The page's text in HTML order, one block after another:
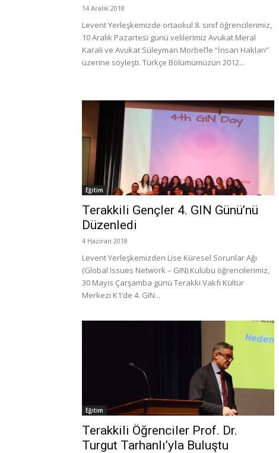
14 Aralık 2018
Levent Yerleşkemizde ortaokul 8. sınıf öğrencilerimiz,
10 Aralık Pazartesi günü velilerimiz Avukat Meral
Karali ve Avukat Süleyman Morbel’le “İnsan Hakları”
üzerine söyleşti. Türkçe Bölümümüzün 2012...
Eğitim
Terakkili Gençler 4. GIN Günü’nü
Düzenledi
4 Haziran 2018
Levent Yerleşkemizden Lise Küresel Sorunlar Ağı
(Global Issues Network – GIN) Kulübü öğrencilerimiz,
30 Mayıs Çarşamba günü Terakki Vakfı Kültür
Merkezi K1’de 4. GIN...
Eğitim
Terakkili Öğrenciler Prof. Dr.
Turgut Tarhanlı’yla Buluştu